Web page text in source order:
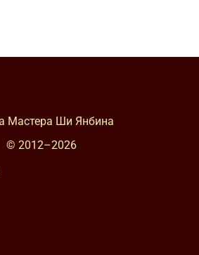
Мастера Ши Янбина
© 2012–2026